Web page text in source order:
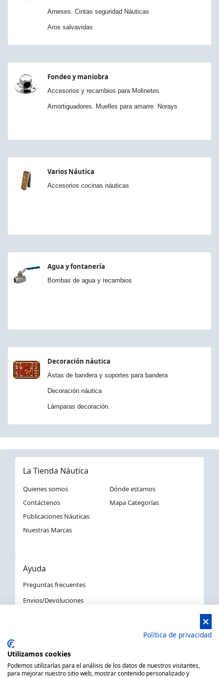
Arneses. Cintas seguridad Náuticas
Aros salvavidas
Fondeo y maniobra
Accesorios y recambios para Molinetes
Amortiguadores. Muelles para amarre. Norays
Varios Náutica
Accesorios cocinas náuticas
Agua y fontanería
Bombas de agua y recambios
Decoración náutica
Astas de bandera y soportes para bandera
Decoración náutica
Lámparas decoración.
La Tienda Náutica
Quienes somos
Dónde estamos
Contáctenos
Mapa Categorías
Publicaciones Náuticas
Nuestras Marcas
Ayuda
Preguntas frecuentes
Envios/Devoluciones
La Tienda Náutica en Barcelona
Política de privacidad
Utilizamos cookies
Podemos utilizarlas para el análisis de los datos de nuestros visitantes,
para mejorar nuestro sitio web, mostrar contenido personalizado y